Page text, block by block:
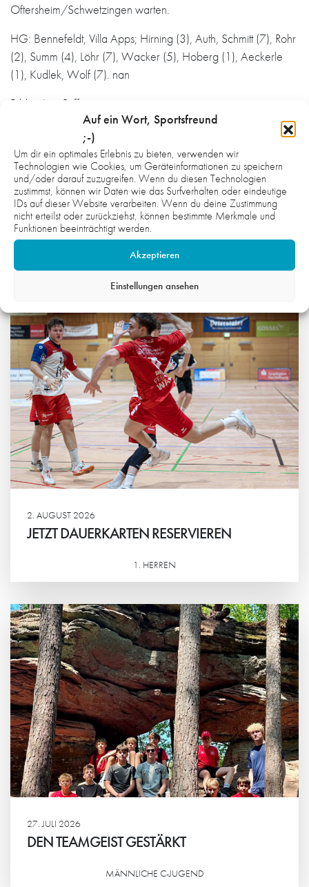
Auf ein Wort, Sportsfreund
;-)
Um dir ein optimales Erlebnis zu bieten, verwenden wir
Technologien wie Cookies, um Geräteinformationen zu speichern
und/oder darauf zuzugreifen. Wenn du diesen Technologien
zustimmst, können wir Daten wie das Surfverhalten oder eindeutige
IDs auf dieser Website verarbeiten. Wenn du deine Zustimmung
nicht erteilst oder zurückziehst, können bestimmte Merkmale und
Funktionen beeinträchtigt werden.
Akzeptieren
Einstellungen ansehen
Oftersheim/Schwetzingen warten.
HG: Bennefeldt, Villa Apps; Hirning (3), Auth, Schmitt (7), Rohr
(2), Summ (4), Löhr (7), Wacker (5), Hoberg (1), Aeckerle
(1), Kudlek, Wolf (7). nan
Bilder: Lutz Rüffer
Zur Bildergalerie
WAS DICH NOCH INTERESSIEREN
KÖNNTE:
2. AUGUST 2026
JETZT DAUERKARTEN RESERVIEREN
1. HERREN
27. JULI 2026
DEN TEAMGEIST GESTÄRKT
MÄNNLICHE C-JUGEND